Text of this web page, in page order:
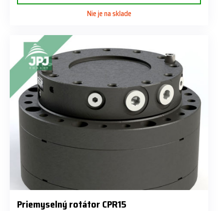
Nie je na sklade
Priemyselný rotátor CPR15